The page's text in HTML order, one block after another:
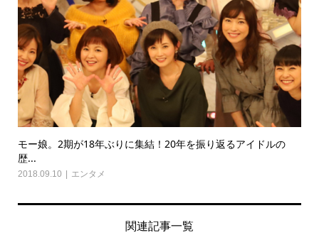
モー娘。2期が18年ぶりに集結！20年を振り返るアイドルの
歴...
2018.09.10 エンタメ
関連記事一覧